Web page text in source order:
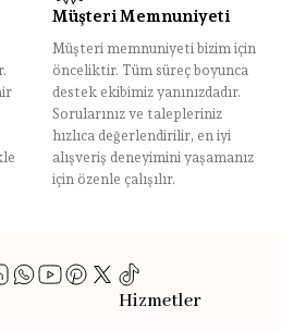
Müşteri Memnuniyeti
Müşteri memnuniyeti bizim için
önceliktir. Tüm süreç boyunca
destek ekibimiz yanınızdadır.
Sorularınız ve talepleriniz
hızlıca değerlendirilir, en iyi
alışveriş deneyimini yaşamanız
için özenle çalışılır.
Hizmetler